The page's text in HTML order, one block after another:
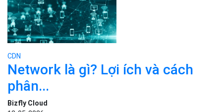
CDN
Network là gì? Lợi ích và cách
phân...
Bizfly Cloud